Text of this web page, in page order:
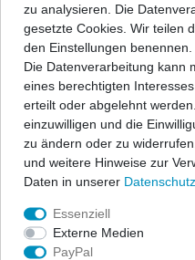
Beschreibung
Angaben Produktsicherheit
ClyTape® PKW -
Zum Schutz und zur
Ladekante.
Da Kratzer und Schrammen
des Kofferraumes entstehen
zu analysieren. Die
gesetzte Cookies. Wir teilen
den Einstellungen benennen.
Die Datenverarbeitung kann
eines berechtigten
erteilt oder abgelehnt
einzuwilligen und die
zu ändern oder zu
und weitere Hinweise zur
Daten in unserer
Essenziell
Externe Medien
PayPal